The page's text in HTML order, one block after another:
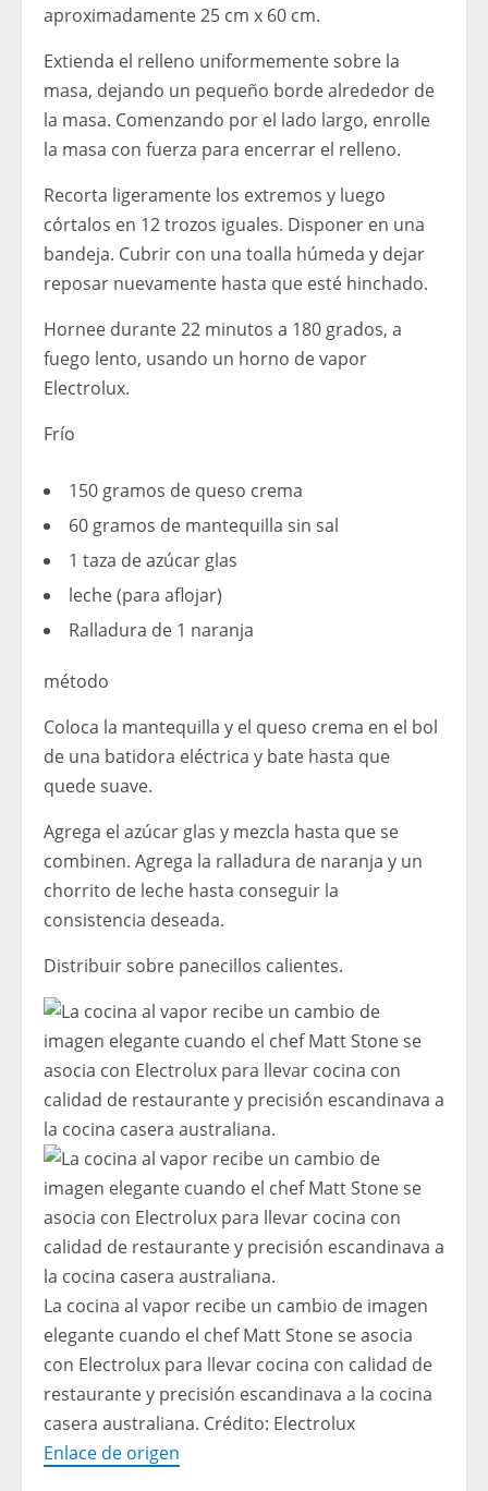
aproximadamente 25 cm x 60 cm.
Extienda el relleno uniformemente sobre la
masa, dejando un pequeño borde alrededor de
la masa. Comenzando por el lado largo, enrolle
la masa con fuerza para encerrar el relleno.
Recorta ligeramente los extremos y luego
córtalos en 12 trozos iguales. Disponer en una
bandeja. Cubrir con una toalla húmeda y dejar
reposar nuevamente hasta que esté hinchado.
Hornee durante 22 minutos a 180 grados, a
fuego lento, usando un horno de vapor
Electrolux.
Frío
150 gramos de queso crema
60 gramos de mantequilla sin sal
1 taza de azúcar glas
leche (para aflojar)
Ralladura de 1 naranja
método
Coloca la mantequilla y el queso crema en el bol
de una batidora eléctrica y bate hasta que
quede suave.
Agrega el azúcar glas y mezcla hasta que se
combinen. Agrega la ralladura de naranja y un
chorrito de leche hasta conseguir la
consistencia deseada.
Distribuir sobre panecillos calientes.
La cocina al vapor recibe un cambio de imagen
elegante cuando el chef Matt Stone se asocia
con Electrolux para llevar cocina con calidad de
restaurante y precisión escandinava a la cocina
casera australiana. Crédito: Electrolux
Enlace de origen